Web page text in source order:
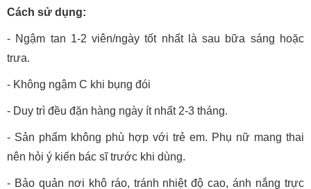
Cách sử dụng:
- Ngậm tan 1-2 viên/ngày tốt nhất là sau bữa sáng hoặc
trưa.
- Không ngậm C khi bụng đói
- Duy trì đều đặn hàng ngày ít nhất 2-3 tháng.
- Sản phẩm không phù hợp với trẻ em. Phụ nữ mang thai
nên hỏi ý kiến bác sĩ trước khi dùng.
- Bảo quản nơi khô ráo, tránh nhiệt độ cao, ánh nắng trực